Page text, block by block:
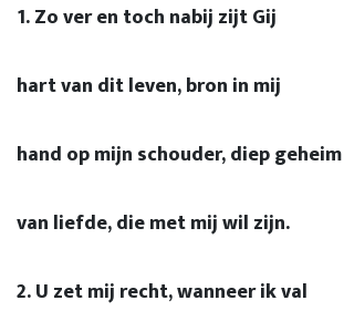
1. Zo ver en toch nabij zijt Gij
hart van dit leven, bron in mij
hand op mijn schouder, diep geheim
van liefde, die met mij wil zijn.
2. U zet mij recht, wanneer ik val